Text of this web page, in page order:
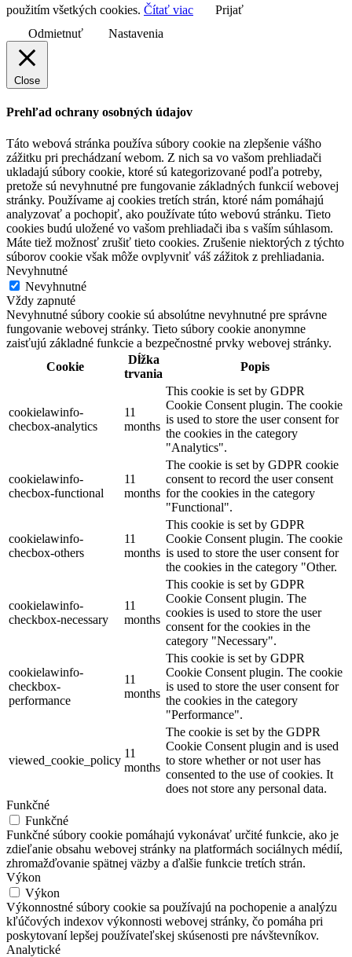
použitím všetkých cookies. Čítať viac
Prijať
Odmietnuť
Nastavenia
Close
Prehľad ochrany osobných údajov
Táto webová stránka používa súbory cookie na zlepšenie vášho
zážitku pri prechádzaní webom. Z nich sa vo vašom prehliadači
ukladajú súbory cookie, ktoré sú kategorizované podľa potreby,
pretože sú nevyhnutné pre fungovanie základných funkcií webovej
stránky. Používame aj cookies tretích strán, ktoré nám pomáhajú
analyzovať a pochopiť, ako používate túto webovú stránku. Tieto
cookies budú uložené vo vašom prehliadači iba s vaším súhlasom.
Máte tiež možnosť zrušiť tieto cookies. Zrušenie niektorých z týchto
súborov cookie však môže ovplyvniť váš zážitok z prehliadania.
Nevyhnutné
Nevyhnutné
Vždy zapnuté
Nevyhnutné súbory cookie sú absolútne nevyhnutné pre správne
fungovanie webovej stránky. Tieto súbory cookie anonymne
zaisťujú základné funkcie a bezpečnostné prvky webovej stránky.
Cookie
Dĺžka
trvania
Popis
cookielawinfo-
checbox-analytics
11
months
This cookie is set by GDPR
Cookie Consent plugin. The cookie
is used to store the user consent for
the cookies in the category
"Analytics".
cookielawinfo-
checbox-functional
11
months
The cookie is set by GDPR cookie
consent to record the user consent
for the cookies in the category
"Functional".
cookielawinfo-
checbox-others
11
months
This cookie is set by GDPR
Cookie Consent plugin. The cookie
is used to store the user consent for
the cookies in the category "Other.
cookielawinfo-
checkbox-necessary
11
months
This cookie is set by GDPR
Cookie Consent plugin. The
cookies is used to store the user
consent for the cookies in the
category "Necessary".
cookielawinfo-
checkbox-
performance
11
months
This cookie is set by GDPR
Cookie Consent plugin. The cookie
is used to store the user consent for
the cookies in the category
"Performance".
viewed_cookie_policy
11
months
The cookie is set by the GDPR
Cookie Consent plugin and is used
to store whether or not user has
consented to the use of cookies. It
does not store any personal data.
Funkčné
Funkčné
Funkčné súbory cookie pomáhajú vykonávať určité funkcie, ako je
zdieľanie obsahu webovej stránky na platformách sociálnych médií,
zhromažďovanie spätnej väzby a ďalšie funkcie tretích strán.
Výkon
Výkon
Výkonnostné súbory cookie sa používajú na pochopenie a analýzu
kľúčových indexov výkonnosti webovej stránky, čo pomáha pri
poskytovaní lepšej používateľskej skúsenosti pre návštevníkov.
Analytické